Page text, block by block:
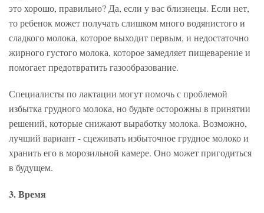
это хорошо, правильно? Да, если у вас близнецы. Если нет,
то ребенок может получать слишком много водянистого и
сладкого молока, которое выходит первым, и недостаточно
жирного густого молока, которое замедляет пищеварение и
помогает предотвратить газообразование.
Специалисты по лактации могут помочь с проблемой
избытка грудного молока, но будьте осторожны в принятии
решений, которые снижают выработку молока. Возможно,
лучший вариант - сцеживать избыточное грудное молоко и
хранить его в морозильной камере. Оно может пригодиться
в будущем.
3. Время